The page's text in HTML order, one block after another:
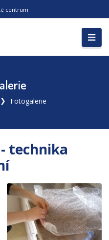
centrum
Fotogalerie
technika